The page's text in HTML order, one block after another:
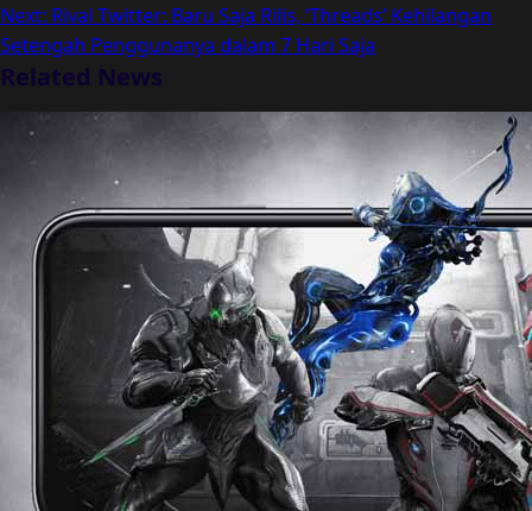
Next: Rival Twitter: Baru Saja Rilis, ‘Threads’ Kehilangan
Setengah Penggunanya dalam 7 Hari Saja
Related News